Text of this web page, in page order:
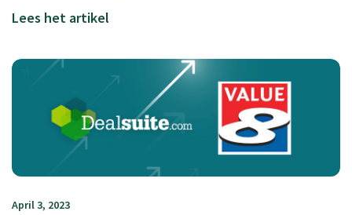
Lees het artikel
April 3, 2023